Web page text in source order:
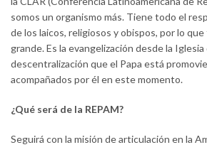
somos un organismo más. Tiene todo el
de los laicos, religiosos y obispos, por lo
grande. Es la evangelización desde la
descentralización que el Papa está
acompañados por él en este momento.
¿Qué será de la REPAM?
Seguirá con la misión de articulación en la